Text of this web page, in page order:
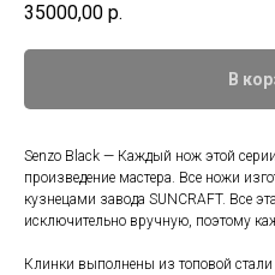
35000,00 р.
В
Senzo Black — Каждый нож этой
произведение мастера. Все ножи
кузнецами завода SUNCRAFT. Все
исключительно вручную, поэтому
Клинки выполнены из топовой стали